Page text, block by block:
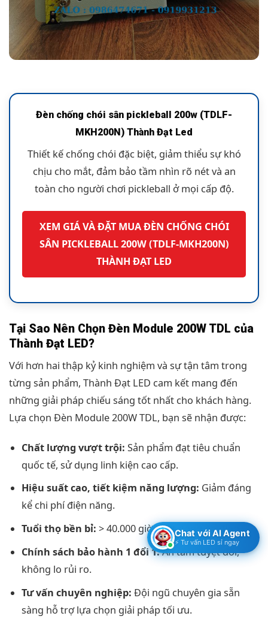
Đèn chống chói sân pickleball 200w (TDLF-
MKH200N) Thành Đạt Led
Thiết kế chống chói đặc biệt, giảm thiểu sự khó
chịu cho mắt, đảm bảo tầm nhìn rõ nét và an
toàn cho người chơi pickleball ở mọi cấp độ.
XEM GIÁ VÀ ĐẶT MUA ĐÈN CHỐNG CHÓI
SÂN PICKLEBALL 200W (TDLF-MKH200N)
THÀNH ĐẠT LED
Tại Sao Nên Chọn Đèn Module 200W TDL của
Thành Đạt LED?
Với hơn hai thập kỷ kinh nghiệm và sự tận tâm trong
từng sản phẩm, Thành Đạt LED cam kết mang đến
những giải pháp chiếu sáng tốt nhất cho khách hàng.
Lựa chọn Đèn Module 200W TDL, bạn sẽ nhận được:
Chất lượng vượt trội: Sản phẩm đạt tiêu chuẩn
quốc tế, sử dụng linh kiện cao cấp.
Hiệu suất cao, tiết kiệm năng lượng: Giảm đáng
kể chi phí điện năng.
Tuổi thọ bền bỉ: > 40.000 giờ hoạt động ổn định.
Chính sách bảo hành 1 đổi 1:An tâm tuyệt đối,
không lo rủi ro.
Tư vấn chuyên nghiệp: Đội ngũ chuyên gia sẵn
sàng hỗ trợ lựa chọn giải pháp tối ưu.
Chat với AI Agent
⚡ Tư vấn LED sỉ ngay